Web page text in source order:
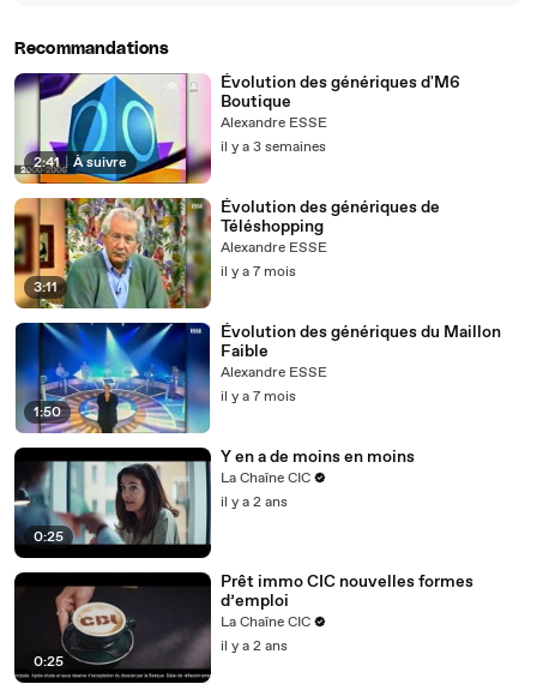
Recommandations
2:41 | À suivre
Évolution des génériques d'M6
Boutique
Alexandre ESSE
il y a 3 semaines
3:11
Évolution des génériques de
Téléshopping
Alexandre ESSE
il y a 7 mois
1:50
Évolution des génériques du Maillon
Faible
Alexandre ESSE
il y a 7 mois
0:25
Y en a de moins en moins
La Chaîne CIC
il y a 2 ans
0:25
Prêt immo CIC nouvelles formes
d’emploi
La Chaîne CIC
il y a 2 ans